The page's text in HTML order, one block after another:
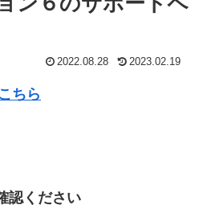
2022.08.28 2023.02.19
こちら
認ください